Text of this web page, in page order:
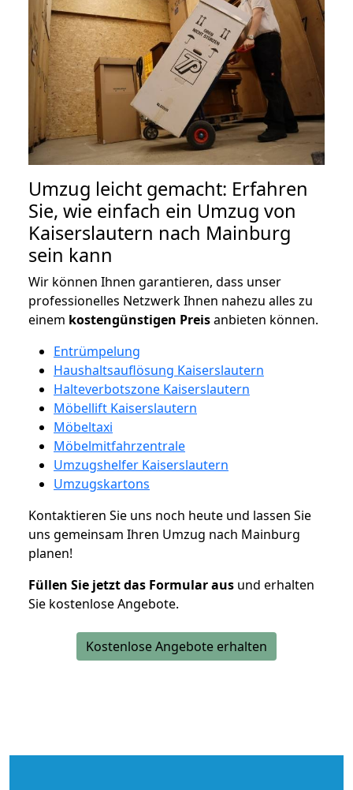
Umzug leicht gemacht: Erfahren
Sie, wie einfach ein Umzug von
Kaiserslautern nach Mainburg
sein kann
Wir können Ihnen garantieren, dass unser
professionelles Netzwerk Ihnen nahezu alles zu
einem kostengünstigen Preisanbieten können.
Entrümpelung
Haushaltsauflösung Kaiserslautern
Halteverbotszone Kaiserslautern
Möbellift Kaiserslautern
Möbeltaxi
Möbelmitfahrzentrale
Umzugshelfer Kaiserslautern
Umzugskartons
Kontaktieren Sie uns noch heute und lassen Sie
uns gemeinsam Ihren Umzug nach Mainburg
planen!
Füllen Sie jetzt das Formular aus und erhalten
Sie kostenlose Angebote.
Kostenlose Angebote erhalten